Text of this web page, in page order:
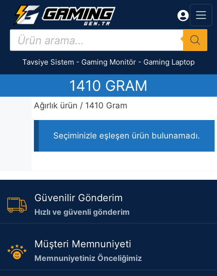
İçeriğe
Products
search
Tavsiye Sistem - Gaming Monitör - Gaming Laptop
1410 GRAM
Ağırlık ürün / 1410 Gram
Seçiminizle eşleşen ürün bulunamadı.
Güvenilir Gönderim
Hızlı ve güvenli gönderim
Müşteri Memnuniyeti
Memnuniyetiniz Önceliğimiz